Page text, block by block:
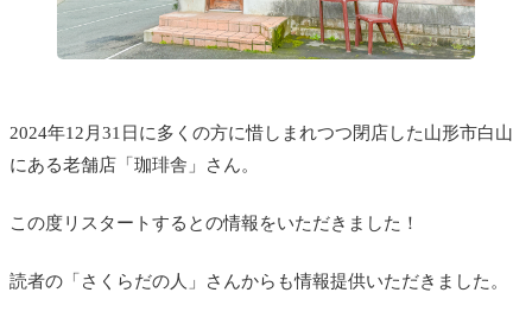
2024年12月31日に多くの方に惜しまれつつ閉店した山形市白山
にある老舗店「珈琲舎」さん。
この度リスタートするとの情報をいただきました！
読者の「さくらだの人」さんからも情報提供いただきました。